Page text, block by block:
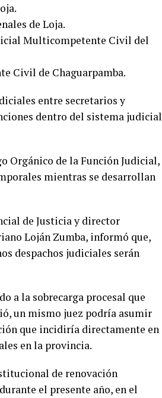
de Loja.
Multicompetente Civil del
Civil de Chaguarpamba.
entre secretarios y
dentro del sistema judicial
Orgánico de la Función Judicial,
mientras se desarrollan
de Justicia y director
Loján Zumba, informó que,
despachos judiciales serán
a la sobrecarga procesal que
un mismo juez podría asumir
que incidiría directamente en
en la provincia.
de renovación
el presente año, en el